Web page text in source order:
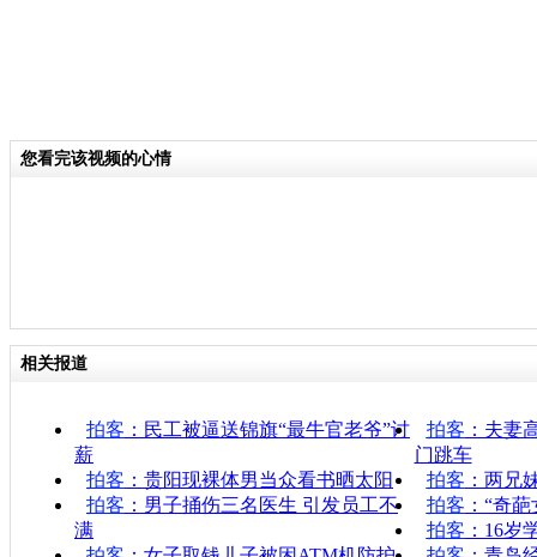
您看完该视频的心情
相关报道
拍客 ：民工被逼送锦旗“最牛官老爷”讨
薪
拍客 ：夫妻
门跳车
拍客 ：贵阳现裸体男当众看书晒太阳 拍客 ：两兄
拍客 ：男子捅伤三名医生 引发员工不
满
拍客 ：“奇
拍客 ：16岁